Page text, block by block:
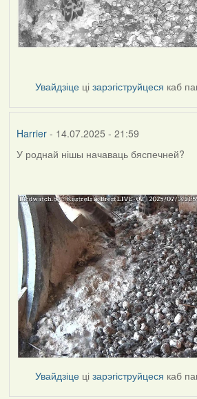
Увайдзіце цізарэгіструйцеся каб
Harrier- 14.07.2025 - 21:59
У роднай нішы начаваць бяспечней?
Увайдзіце цізарэгіструйцеся каб